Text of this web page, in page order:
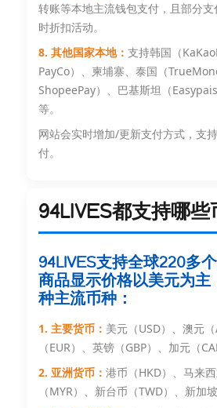
转账等本地主流钱包支付，且部分
时折扣活动。
8. 其他国家本地：支持韩国（
PayCo）、柬埔寨、泰国（
ShopeePay）、巴基斯坦（
等。
网站会实时增加/更新支付方式，支
付。
94LIVES都支持哪些
94LIVES支持全球220多
商品显示价格以美元为主
种主流币种：
1. 主要货币： 美元（USD）、澳元
（EUR）、英镑（GBP）、加元（
2. 亚洲货币：港币（HKD）、马来
（MYR）、新台币（TWD）、新加